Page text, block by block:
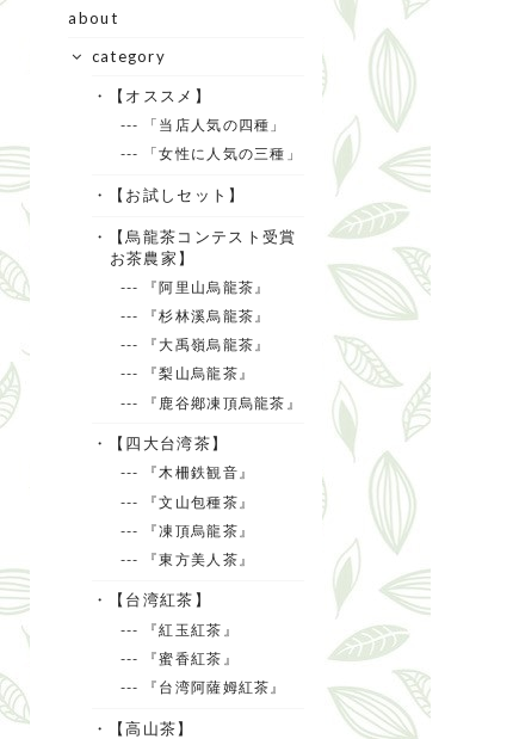
about
category
・【オススメ】
--- 「当店人気の四種」
--- 「女性に人気の三種」
・【お試しセット】
・【烏龍茶コンテスト受賞
お茶農家】
--- 『阿里山烏龍茶』
--- 『杉林溪烏龍茶』
--- 『大禹嶺烏龍茶』
--- 『梨山烏龍茶』
--- 『鹿谷鄕凍頂烏龍茶』
・【四大台湾茶】
--- 『木柵鉄観音』
--- 『文山包種茶』
--- 『凍頂烏龍茶』
--- 『東方美人茶』
・【台湾紅茶】
--- 『紅玉紅茶』
--- 『蜜香紅茶』
--- 『台湾阿薩姆紅茶』
・【高山茶】